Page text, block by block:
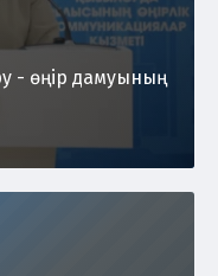
- өңір дамуының